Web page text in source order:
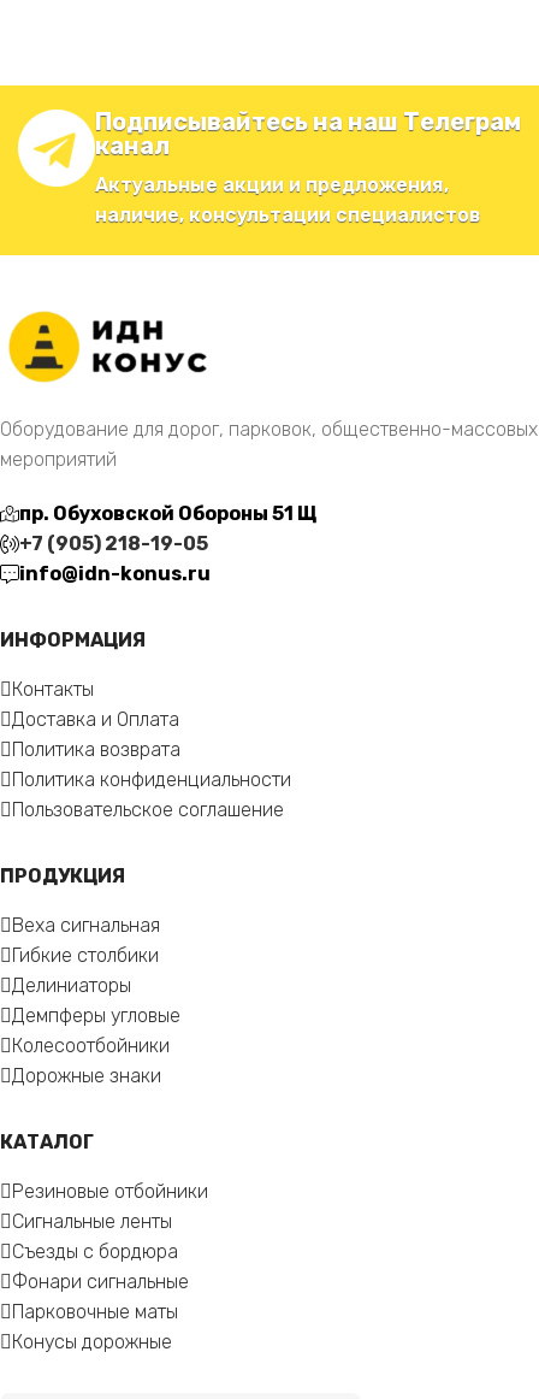
Подписывайтесь на наш Телеграм
канал
Актуальные акции и предложения,
наличие, консультации специалистов
Оборудование для дорог, парковок, общественно-массовых
мероприятий
пр. Обуховской Обороны 51 Щ
+7 (905) 218-19-05
info@idn-konus.ru
ИНФОРМАЦИЯ
Контакты
Доставка и Оплата
Политика возврата
Политика конфиденциальности
Пользовательское соглашение
ПРОДУКЦИЯ
Веха сигнальная
Гибкие столбики
Делиниаторы
Демпферы угловые
Колесоотбойники
Дорожные знаки
КАТАЛОГ
Резиновые отбойники
Сигнальные ленты
Съезды с бордюра
Фонари сигнальные
Парковочные маты
Конусы дорожные